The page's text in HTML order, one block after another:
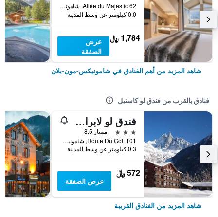
62 Allée du Majestic, شامونيكس-مون-بلان, إقليم سافوا العليا, فرنسا
0.0 كيلومتر عن وسط المدينة
1,784 ﷼
عرض
الصفقة
شاهد المزيد من أهم الفنادق في شامونيكس-مون-بلان
فنادق بالقرب من فندق لو كاستيل
فندق لو لابرادور
3 نجوم
ممتاز 8.5
101 Route Du Golf, شامونيكس-مون-بلان, إقليم سافوا العليا, فرنسا
0.3 كيلومتر عن وسط المدينة
572 ﷼
عرض الصفقة
شاهد المزيد من الفنادق القريبة